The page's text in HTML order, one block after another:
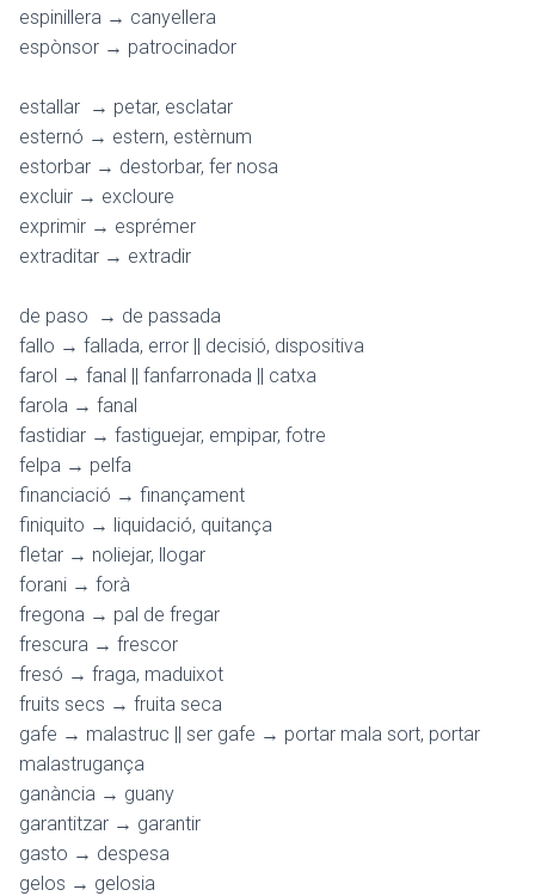
espinillera → canyellera
espònsor → patrocinador
estallar → petar, esclatar
esternó → estern, estèrnum
estorbar → destorbar, fer nosa
excluir → excloure
exprimir → esprémer
extraditar → extradir
de paso → de passada
fallo → fallada, error || decisió, dispositiva
farol → fanal || fanfarronada || catxa
farola → fanal
fastidiar → fastiguejar, empipar, fotre
felpa → pelfa
financiació → finançament
finiquito → liquidació, quitança
fletar → noliejar, llogar
forani → forà
fregona → pal de fregar
frescura → frescor
fresó → fraga, maduixot
fruits secs → fruita seca
gafe → malastruc || ser gafe → portar mala sort, portar
malastrugança
ganància → guany
garantitzar → garantir
gasto → despesa
gelos → gelosia